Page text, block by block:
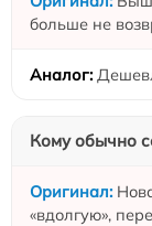
больше не
Кому обычно
«вдолгую»,